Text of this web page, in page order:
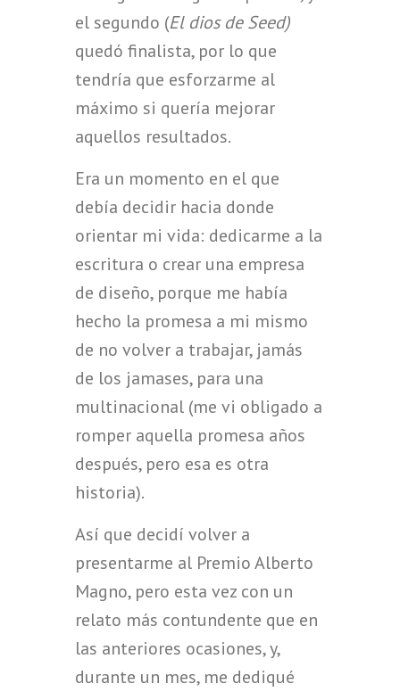
el segundo (El dios de Seed)
quedó finalista, por lo que
tendría que esforzarme al
máximo si quería mejorar
aquellos resultados.
Era un momento en el que
debía decidir hacia donde
orientar mi vida: dedicarme a la
escritura o crear una empresa
de diseño, porque me había
hecho la promesa a mi mismo
de no volver a trabajar, jamás
de los jamases, para una
multinacional (me vi obligado a
romper aquella promesa años
después, pero esa es otra
historia).
Así que decidí volver a
presentarme al Premio Alberto
Magno, pero esta vez con un
relato más contundente que en
las anteriores ocasiones, y,
durante un mes, me dediqué